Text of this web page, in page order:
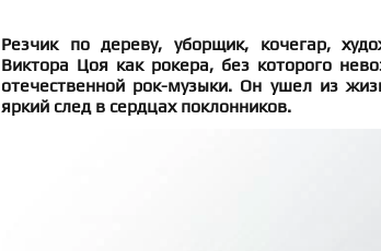
Резчик по дереву, уборщик, кочегар,
Виктора Цоя как рокера, без которого
отечественной рок-музыки. Он ушел из
яркий след в сердцах поклонников.